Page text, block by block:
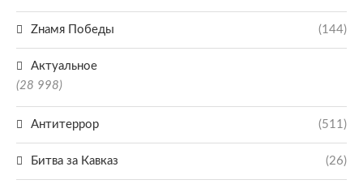
Zнамя Победы (144)
Актуальное
(28 998)
Антитеррор (511)
Битва за Кавказ (26)